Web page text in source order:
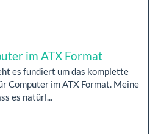
im ATX Format
es fundiert um das komplette
Computer im ATX Format. Meine
es natürl...